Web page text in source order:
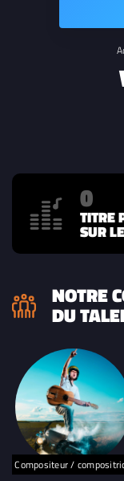
0
TITRE
SUR
NOTRE
DU
Compositeur /